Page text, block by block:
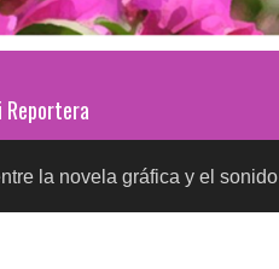
Reportera
gráfica y el sonido conceptual